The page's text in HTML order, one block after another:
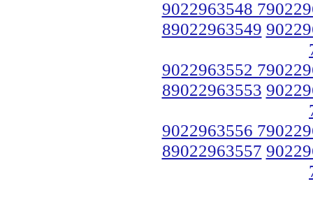
9022963548
89022963549
9022963552
89022963553
9022963556
89022963557